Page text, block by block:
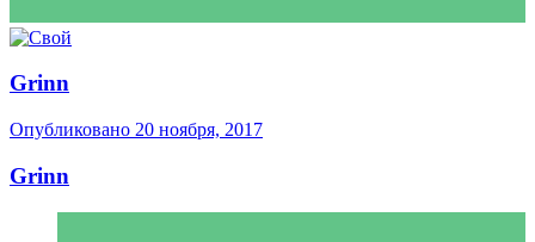
Grinn
Опубликовано 20 ноября, 2017
Grinn